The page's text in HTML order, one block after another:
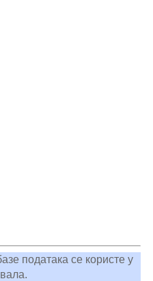
података се користе у